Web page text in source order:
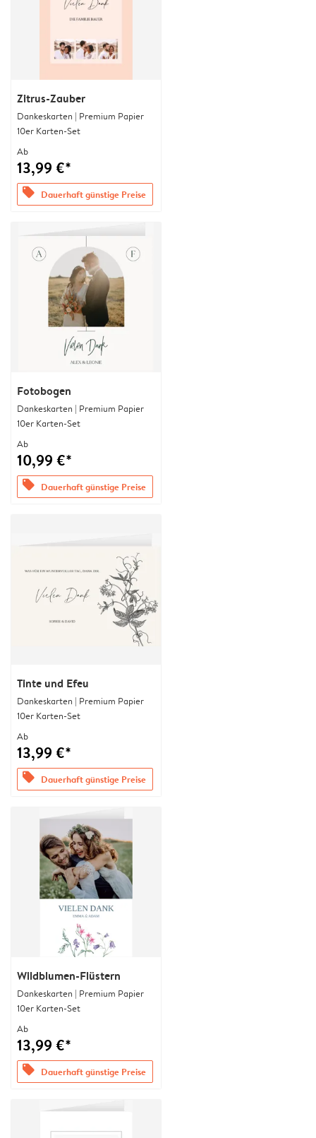
Zitrus-Zauber
Dankeskarten | Premium Papier
10er Karten-Set
Ab
13,99 €*
offers Dauerhaft günstige Preise
Fotobogen
Dankeskarten | Premium Papier
10er Karten-Set
Ab
10,99 €*
offers Dauerhaft günstige Preise
Tinte und Efeu
Dankeskarten | Premium Papier
10er Karten-Set
Ab
13,99 €*
offers Dauerhaft günstige Preise
Wildblumen-Flüstern
Dankeskarten | Premium Papier
10er Karten-Set
Ab
13,99 €*
offers Dauerhaft günstige Preise